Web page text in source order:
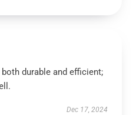
durable and efficient;
Dec 17, 2024